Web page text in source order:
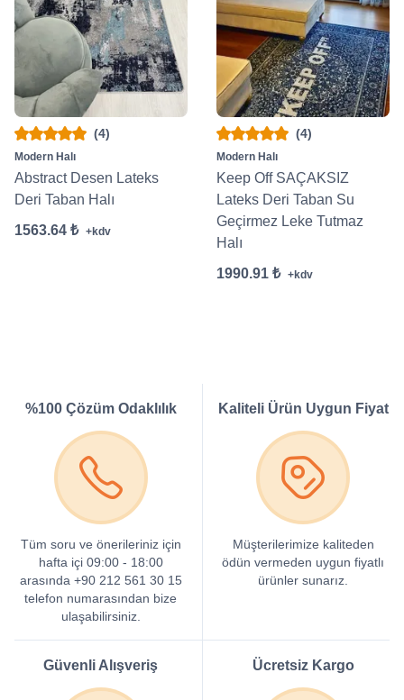
(4)
Modern Halı
Abstract Desen Lateks
Deri Taban Halı
1563.64 ₺ +kdv
(4)
Modern Halı
Keep Off SAÇAKSIZ
Lateks Deri Taban Su
Geçirmez Leke Tutmaz
Halı
1990.91 ₺ +kdv
%100 Çözüm Odaklılık
Tüm soru ve önerileriniz için
hafta içi 09:00 - 18:00
arasında +90 212 561 30 15
telefon numarasından bize
ulaşabilirsiniz.
Kaliteli Ürün Uygun Fiyat
Müşterilerimize kaliteden
ödün vermeden uygun fiyatlı
ürünler sunarız.
Güvenli Alışveriş Ücretsiz Kargo